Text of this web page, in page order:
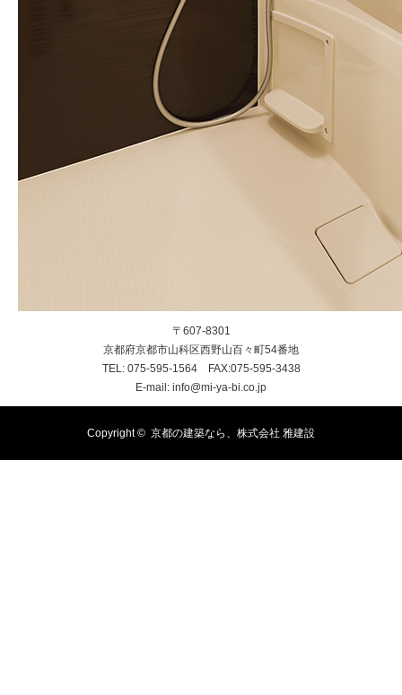
〒607-8301
京都府京都市山科区西野山百々町54番地
TEL: 075-595-1564 FAX:075-595-3438
E-mail: info@mi-ya-bi.co.jp
Copyright © 京都の建築なら、株式会社 雅建設